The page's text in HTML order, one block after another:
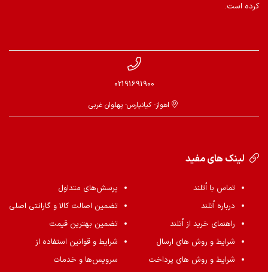
کرده است.
02191691900
اهواز- کیانپارس- پهلوان غربی
لینک های مفید
تماس با اُتلند
درباره اُتلند
راهنمای خرید از اُتلند
شرایط و روش های ارسال
شرایط و روش های پرداخت
پرسش‌های متداول
تضمین اصالت کالا و گارانتی اصلی
تضمین بهترین قیمت
شرایط و قوانین استفاده از
سرویس‌ها و خدمات